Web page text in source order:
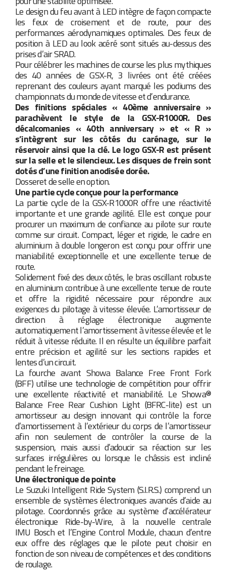
Le design du feu avant à LED intègre de façon compacte
les feux de croisement et de route, pour des
performances aérodynamiques optimales. Des feux de
position à LED au look acéré sont situés au-dessus des
prises d’air SRAD.
Pour célébrer les machines de course les plus mythiques
des 40 années de GSX-R, 3 livrées ont été créées
reprenant des couleurs ayant marqué les podiums des
championnats du monde de vitesse et d’endurance.
Des finitions spéciales « 40ème anniversaire »
parachèvent le style de la GSX-R1000R. Des
décalcomanies « 40th anniversary » et « R »
s’intègrent sur les côtés du carénage, sur le
réservoir ainsi que la clé. Le logo GSX-R est présent
sur la selle et le silencieux. Les disques de frein sont
dotés d’une finition anodisée dorée.
Dosseret de selle en option.
Une partie cycle conçue pour la performance
La partie cycle de la GSX-R1000R offre une réactivité
importante et une grande agilité. Elle est conçue pour
procurer un maximum de confiance au pilote sur route
comme sur circuit. Compact, léger et rigide, le cadre en
aluminium à double longeron est conçu pour offrir une
maniabilité exceptionnelle et une excellente tenue de
route.
Solidement fixé des deux côtés, le bras oscillant robuste
en aluminium contribue à une excellente tenue de route
et offre la rigidité nécessaire pour répondre aux
exigences du pilotage à vitesse élevée. L’amortisseur de
direction à réglage électronique augmente
automatiquement l’amortissement à vitesse élevée et le
réduit à vitesse réduite. Il en résulte un équilibre parfait
entre précision et agilité sur les sections rapides et
lentes d’un circuit.
La fourche avant Showa Balance Free Front Fork
(BFF) utilise une technologie de compétition pour offrir
une excellente réactivité et maniabilité. Le Showa®
Balance Free Rear Cushion Light (BFRC-lite) est un
amortisseur au design innovant qui contrôle la force
d’amortissement à l’extérieur du corps de l’amortisseur
afin non seulement de contrôler la course de la
suspension, mais aussi d’adoucir sa réaction sur les
surfaces irrégulières ou lorsque le châssis est incliné
pendant le freinage.
Une électronique de pointe
Le Suzuki Intelligent Ride System (S.I.R.S.) comprend un
ensemble de systèmes électroniques avancés d’aide au
pilotage. Coordonnés grâce au système d’accélérateur
électronique Ride-by-Wire, à la nouvelle centrale
IMU Bosch et l’Engine Control Module, chacun d’entre
eux offre des réglages que le pilote peut choisir en
fonction de son niveau de compétences et des conditions
de roulage.